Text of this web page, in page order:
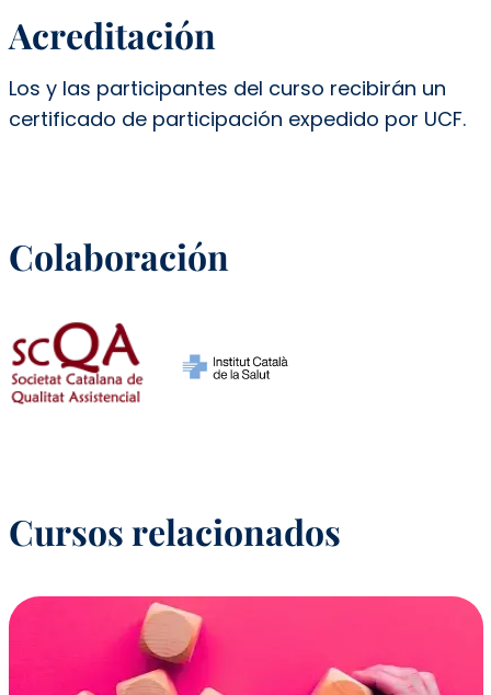
Acreditación
Los y las participantes del curso recibirán un
certificado de participación expedido por UCF.
Colaboración
Cursos relacionados